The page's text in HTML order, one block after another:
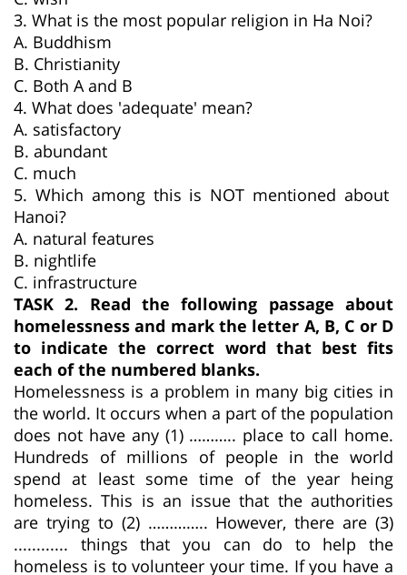
3. What is the most popular religion in Ha Noi?
A. Buddhism
B. Christianity
C. Both A and B
4. What does 'adequate' mean?
A. satisfactory
B. abundant
C. much
5. Which among this is NOT mentioned about
Hanoi?
A. natural features
B. nightlife
C. infrastructure
TASK 2. Read the following passage about
homelessness and mark the letter A, B, C or D
to indicate the correct word that best fits
each of the numbered blanks.
Homelessness is a problem in many big cities in
the world. It occurs when a part of the population
does not have any (1) ……….. place to call home.
Hundreds of millions of people in the world
spend at least some time of the year heing
homeless. This is an issue that the authorities
are trying to (2) ………….. However, there are (3)
............ things that you can do to help the
homeless is to volunteer your time. If you have a